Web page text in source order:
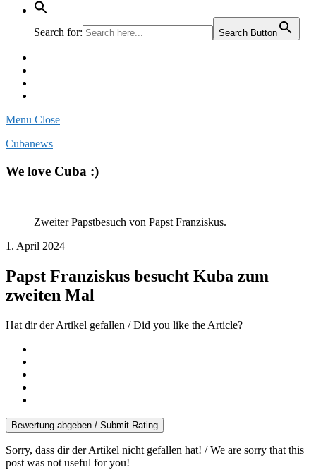
Search for: Search Button
Menu Close
Cubanews
We love Cuba :)
Zweiter Papstbesuch von Papst Franziskus.
1. April 2024
Papst Franziskus besucht Kuba zum
zweiten Mal
Hat dir der Artikel gefallen / Did you like the Article?
Bewertung abgeben / Submit Rating
Sorry, dass dir der Artikel nicht gefallen hat! / We are sorry that this
post was not useful for you!